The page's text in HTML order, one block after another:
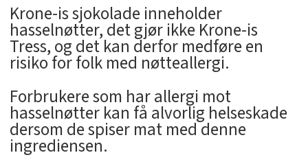
Krone-is sjokolade inneholder
hasselnøtter, det gjør ikke Krone-is
Tress, og det kan derfor medføre en
risiko for folk med nøtteallergi.
Forbrukere som har allergi mot
hasselnøtter kan få alvorlig helseskade
dersom de spiser mat med denne
ingrediensen.